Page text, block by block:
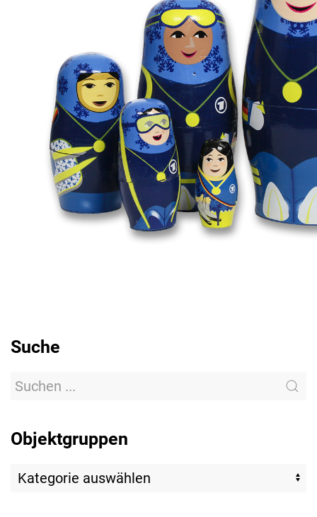
Suche
Objektgruppen